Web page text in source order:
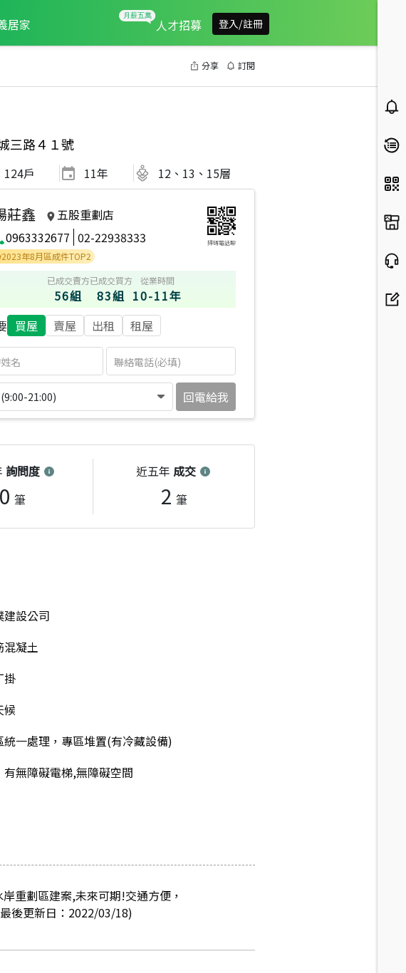
居家 人才招募 登入/註冊
分享 訂閱
三路４１號
124戶 11年 12、13、15層
莊鑫
五股重劃店
0963332677 02-22938333 掃碼電話聊
月區成件TOP2
已成交賣方
56組
已成交買方
83組
從業時間
10-11年
買屋 賣屋 出租 租屋
21:00) 回電給我
詢問度
0 筆
近五年 成交
2 筆
建設公司
混凝土
掛
候
統一處理，專區堆置(有冷藏設備)
有無障礙電梯,無障礙空間
重劃區建案,未來可期!交通方便，
後更新日：2022/03/18)